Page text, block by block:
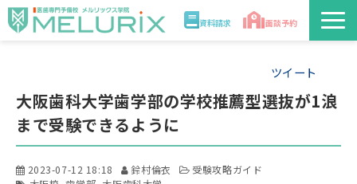
資料請求 面談予約
校舎情報
ツイート
大阪歯科大学歯学部の学校推薦型選抜が1浪
まで受験できるように
2023-07-12 18:18 鈴村倫衣
受験攻略ガイド